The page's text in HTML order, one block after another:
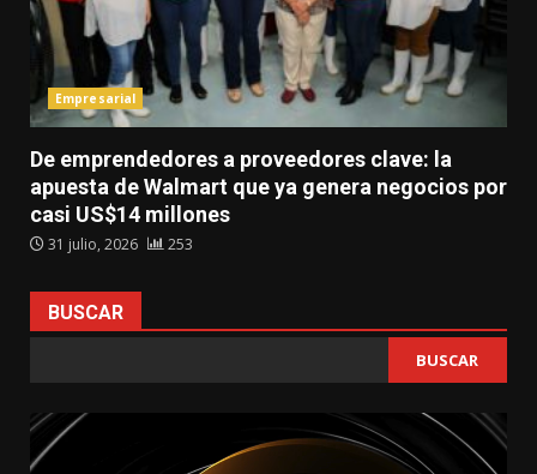
Empresarial
De emprendedores a proveedores clave: la
apuesta de Walmart que ya genera negocios por
casi US$14 millones
31 julio, 2026 253
BUSCAR
BUSCAR